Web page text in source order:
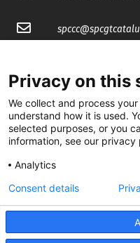
spccc@
@CGTCatalunya
cgtcatalunya
cgtcatalunya
Privacy on this
We collect and process
understand how it is used.
selected purposes, or you
information, see our privacy
Analytics
Consent details